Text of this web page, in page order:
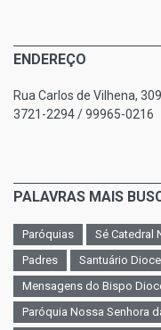
ENDEREÇO
Rua Carlos de Vilhena,
3721-2294 / 99965-0216
PALAVRAS MAIS
Paróquias
Sé Catedral
Padres
Santuário
Mensagens do Bispo
Paróquia Nossa Senhora